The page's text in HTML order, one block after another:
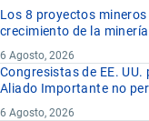
Los 8 proyectos
crecimiento de la
6 Agosto, 2026
Congresistas de EE.
Aliado Importante no
6 Agosto, 2026